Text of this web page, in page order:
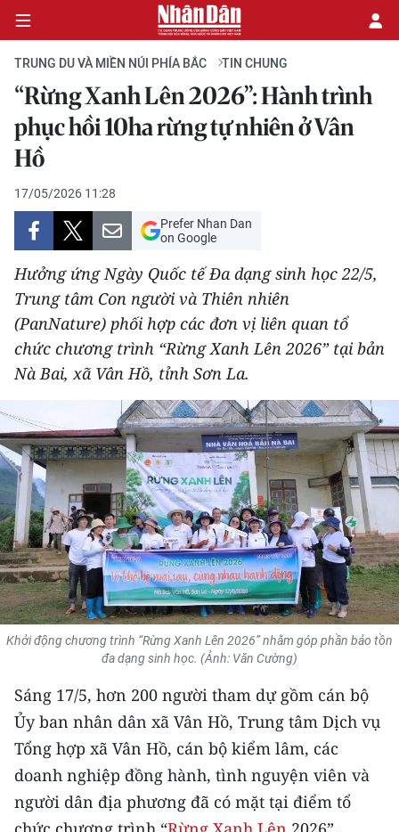
CHÍNH TRỊ
KINH TẾ
VĂN HÓA
XÃ HỘI
PHÁP LUẬT
DU LỊCH
THẾ GIỚI
THỂ THAO
GIÁO DỤC
Y TẾ
KHOA HỌC - CÔNG NGHỆ
MÔI TRƯỜNG
BẠN ĐỌC
TRI THỨC CHUYÊN SÂU
54 DÂN TỘC VIỆT NAM
CHƯƠNG TRÌNH OCOP - MỖI XÃ
MỘT SẢN PHẨM
TRUNG DU VÀ MIỀN NÚI PHÍA BẮC TIN CHUNG
“Rừng Xanh Lên 2026”: Hành trình
phục hồi 10ha rừng tự nhiên ở Vân
Hồ
17/05/2026 11:28
Prefer Nhan Dan
on Google
Hưởng ứng Ngày Quốc tế Đa dạng sinh học 22/5,
Trung tâm Con người và Thiên nhiên
(PanNature) phối hợp các đơn vị liên quan tổ
chức chương trình “Rừng Xanh Lên 2026” tại bản
Nà Bai, xã Vân Hồ, tỉnh Sơn La.
Khởi động chương trình “Rừng Xanh Lên 2026” nhằm góp phần bảo tồn
đa dạng sinh học. (Ảnh: Văn Cường)
Sáng 17/5, hơn 200 người tham dự gồm cán bộ
Ủy ban nhân dân xã Vân Hồ, Trung tâm Dịch vụ
Tổng hợp xã Vân Hồ, cán bộ kiểm lâm, các
doanh nghiệp đồng hành, tình nguyện viên và
người dân địa phương đã có mặt tại điểm tổ